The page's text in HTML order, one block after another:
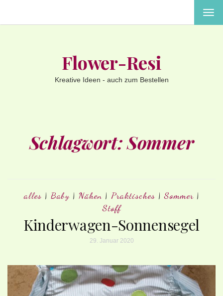
Flower-Resi
Kreative Ideen - auch zum Bestellen
Schlagwort:Sommer
alles| Baby| Nähen| Praktisches|Sommer|
Stoff
Kinderwagen-Sonnensegel
29. Januar 2020